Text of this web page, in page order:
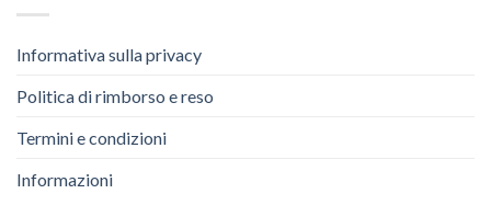
Informativa sulla privacy
Politica di rimborso e reso
Termini e condizioni
Informazioni